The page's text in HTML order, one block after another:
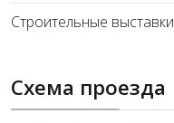
Строительные выставки
Схема проезда